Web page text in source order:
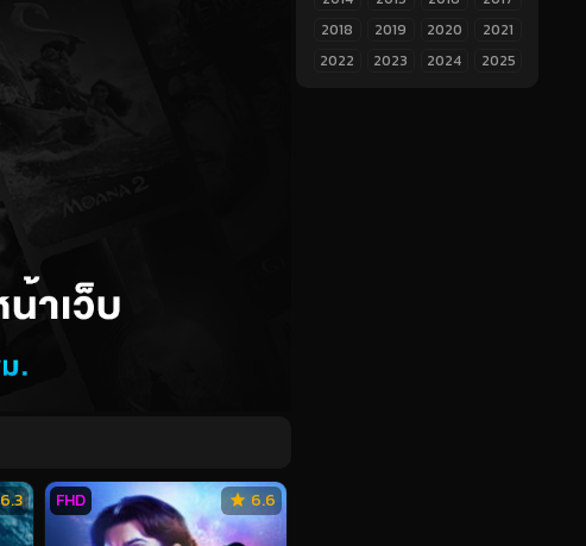
6.3 6.6
FHD
2018
2019 2020
2021
2022
2023 2024 2025